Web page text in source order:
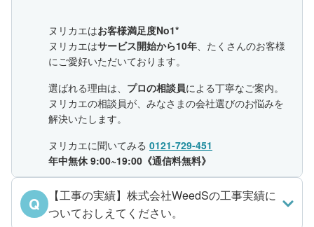
ヌリカエはお客様満足度No1*
ヌリカエはサービス開始から10年、たくさんのお客様
にご愛好いただいております。
選ばれる理由は、 プロの相談員による丁寧なご案内。
ヌリカエの相談員が、みなさまの会社選びのお悩みを
解決いたします。
ヌリカエに聞いてみる 0121-729-451
年中無休 9:00~19:00《通信料無料》
Q
【工事の実績】株式会社WeedSの工事実績に
ついておしえてください。